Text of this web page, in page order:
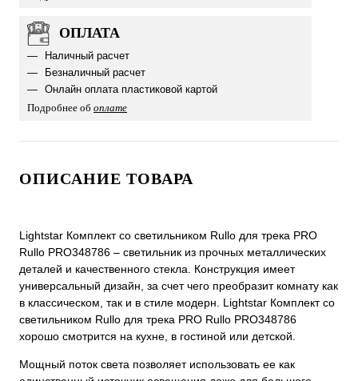
ОПЛАТА
Наличный расчет
Безналичный расчет
Онлайн оплата пластиковой картой
Подробнее об оплате
ОПИСАНИЕ ТОВАРА
Lightstar Комплект со светильником Rullo для трека PRO
Rullo PRO348786 – светильник из прочных металлических
деталей и качественного стекла. Конструкция имеет
универсальный дизайн, за счет чего преобразит комнату как
в классическом, так и в стиле модерн. Lightstar Комплект со
светильником Rullo для трека PRO Rullo PRO348786
хорошо смотрится на кухне, в гостиной или детской.
Мощный поток света позволяет использовать ее как